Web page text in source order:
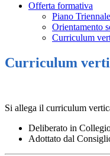
Offerta formativa
Piano
Orientamento
Curriculum
Curriculum
Si allega il curriculum
Deliberato in
Adottato dal